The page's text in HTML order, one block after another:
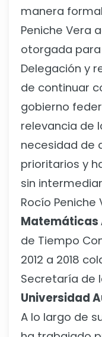
manera
Peniche Vera
otorgada
Delegación y
de continuar
gobierno
relevancia de
necesidad de
prioritarios y
sin
Rocío Peniche
Matemáticas
de Tiempo
2012 a 2018
Secretaría de
Universidad
A lo largo de